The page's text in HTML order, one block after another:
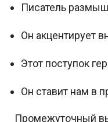
Писатель
Он акцентирует
Этот поступок
Он ставит нам в
Промежуточный